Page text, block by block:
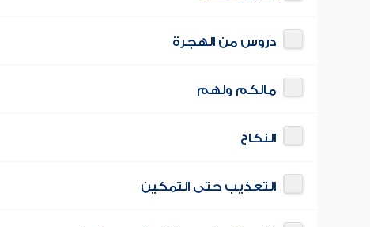
دروس من الهجرة
مالكم ولهم
النكاح
التعذيب حتى التمكين